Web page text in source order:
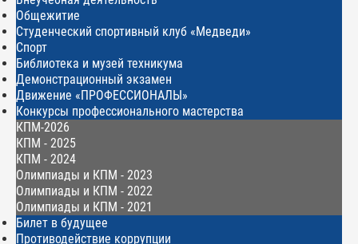
Общежитие
Студенческий спортивный клуб «Медведи»
Спорт
Библиотека и музей техникума
Демонстрационный экзамен
Движение «ПРОФЕССИОНАЛЫ»
Конкурсы профессионального мастерства
КПМ-2026
КПМ - 2025
КПМ - 2024
Олимпиады и КПМ - 2023
Олимпиады и КПМ - 2022
Олимпиады и КПМ - 2021
Билет в будущее
Противодействие коррупции